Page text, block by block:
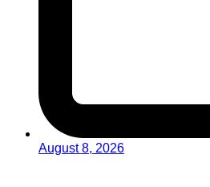
August 8, 2026